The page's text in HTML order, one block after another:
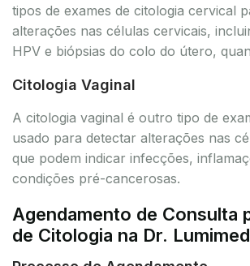
tipos de exames de citologia cervical
alterações nas células cervicais,
HPV e biópsias do colo do útero,
Citologia Vaginal
A citologia vaginal é outro tipo de
usado para detectar alterações nas
que podem indicar infecções,
condições pré-cancerosas.
Agendamento de Consulta
de Citologia na Dr. Lumimed